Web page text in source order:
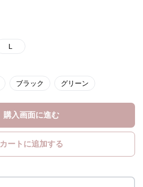
L
ブラック グリーン
購入画面に進む
カートに追加する